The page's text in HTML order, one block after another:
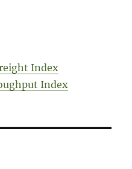
Index
Index